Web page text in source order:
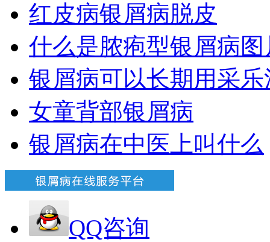
红皮病银屑病脱皮
什么是脓疱型银屑病图
银屑病可以长期用采乐
女童背部银屑病
银屑病在中医上叫什么
QQ咨询